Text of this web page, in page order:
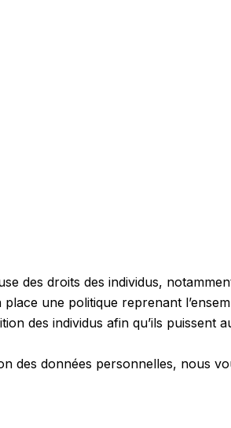
des droits des individus,
une politique reprenant
des individus afin qu’ils puissent
des données personnelles, nous